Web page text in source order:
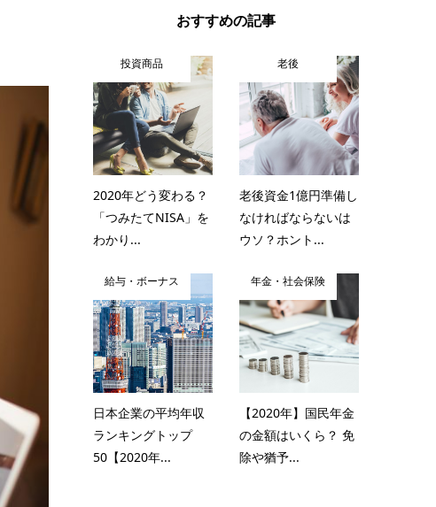
おすすめの記事
投資商品
2020年どう変わる？
「つみたてNISA」を
わかり...
老後
老後資金1億円準備し
なければならないは
ウソ？ホント...
給与・ボーナス
日本企業の平均年収
ランキングトップ
50【2020年...
年金・社会保険
【2020年】国民年金
の金額はいくら？ 免
除や猶予...